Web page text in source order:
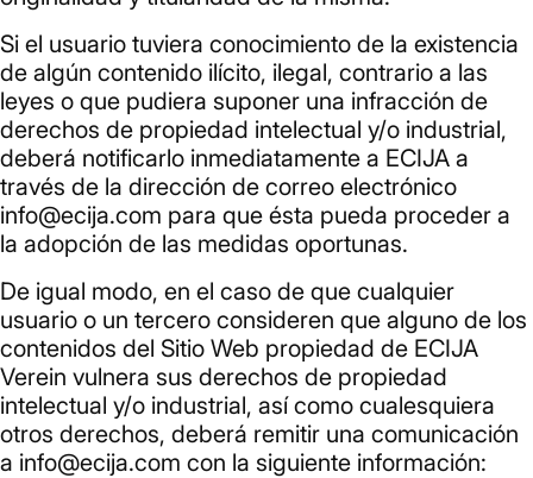
Si el usuario tuviera conocimiento de la existencia
de algún contenido ilícito, ilegal, contrario a las
leyes o que pudiera suponer una infracción de
derechos de propiedad intelectual y/o industrial,
deberá notificarlo inmediatamente a ECIJA a
través de la dirección de correo electrónico
info@ecija.com para que ésta pueda proceder a
la adopción de las medidas oportunas.
De igual modo, en el caso de que cualquier
usuario o un tercero consideren que alguno de los
contenidos del Sitio Web propiedad de ECIJA
Verein vulnera sus derechos de propiedad
intelectual y/o industrial, así como cualesquiera
otros derechos, deberá remitir una comunicación
a info@ecija.com con la siguiente información: